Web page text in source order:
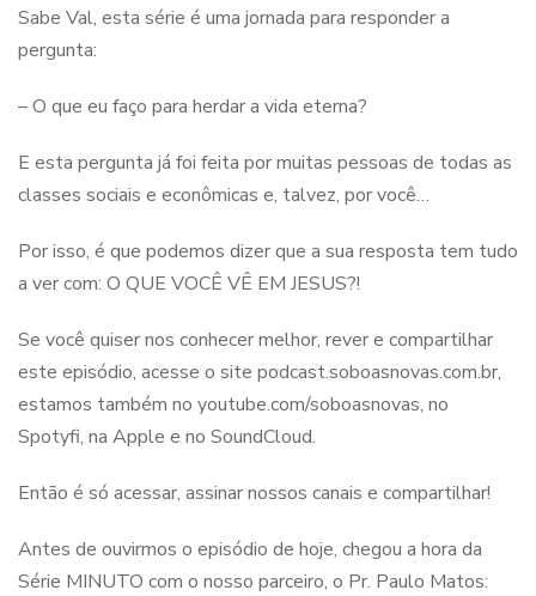
Sabe Val, esta série é uma jornada para responder a
pergunta:
– O que eu faço para herdar a vida eterna?
E esta pergunta já foi feita por muitas pessoas de todas as
classes sociais e econômicas e, talvez, por você…
Por isso, é que podemos dizer que a sua resposta tem tudo
a ver com: O QUE VOCÊ VÊ EM JESUS?!
Se você quiser nos conhecer melhor, rever e compartilhar
este episódio, acesse o site podcast.soboasnovas.com.br,
estamos também no youtube.com/soboasnovas, no
Spotyfi, na Apple e no SoundCloud.
Então é só acessar, assinar nossos canais e compartilhar!
Antes de ouvirmos o episódio de hoje, chegou a hora da
Série MINUTO com o nosso parceiro, o Pr. Paulo Matos: